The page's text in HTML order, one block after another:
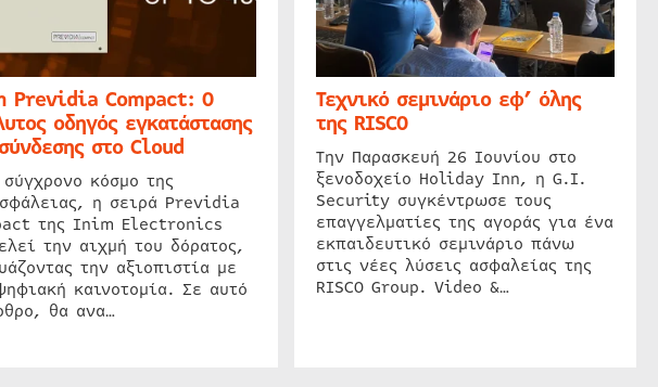
Previdia Compact: Ο
οδηγός εγκατάστασης
στο Cloud
κόσμο της
η σειρά Previdia
της Inim Electronics
την αιχμή του δόρατος,
την αξιοπιστία με
καινοτομία. Σε αυτό
θα ανα…
Τεχνικό σεμινάριο εφ’ όλης
της RISCO
Την Παρασκευή 26 Ιουνίου στο
ξενοδοχείο Holiday Inn, η G.I.
Security συγκέντρωσε τους
επαγγελματίες της αγοράς για ένα
εκπαιδευτικό σεμινάριο πάνω
στις νέες λύσεις ασφαλείας της
RISCO Group. Video &…